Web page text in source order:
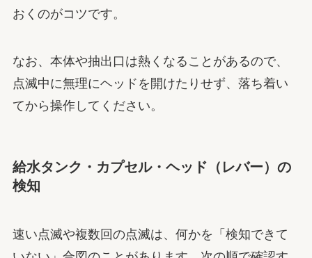
おくのがコツです。
なお、本体や抽出口は熱くなることがあるので、
点滅中に無理にヘッドを開けたりせず、落ち着い
てから操作してください。
給水タンク・カプセル・ヘッド（レバー）の
検知
速い点滅や複数回の点滅は、何かを「検知できて